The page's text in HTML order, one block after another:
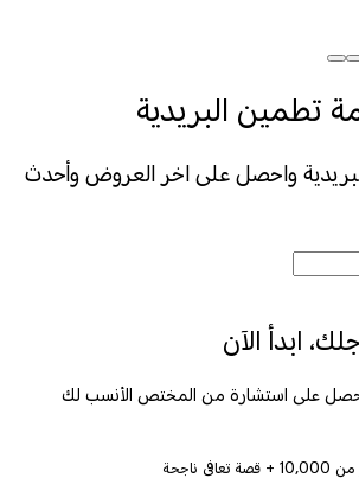
تطمين البريدية
البريدية واحصل على اخر العروض وأحدث
ابدأ الآن
على استشارة من المختص الأنسب لك
من 10,000 + قصة تعافي ناجحة